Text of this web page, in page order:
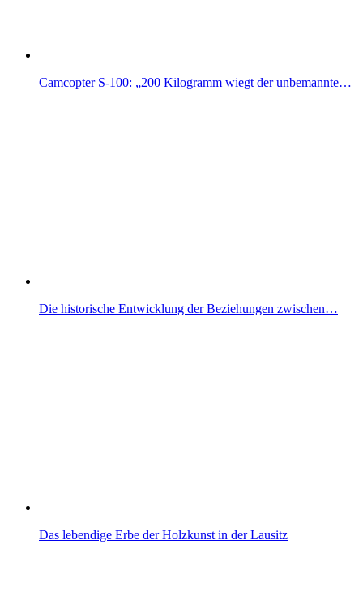
Camcopter S-100: „200 Kilogramm wiegt der unbemannte…
Die historische Entwicklung der Beziehungen zwischen…
Das lebendige Erbe der Holzkunst in der Lausitz